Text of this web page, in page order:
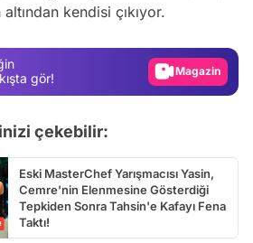
kendisi çıkıyor.
gör!
Video
çekebilir:
Eski MasterChef Yarışmacısı Yasin,
Cemre'nin Elenmesine Gösterdiği
Tepkiden Sonra Tahsin'e Kafayı Fena
Taktı!